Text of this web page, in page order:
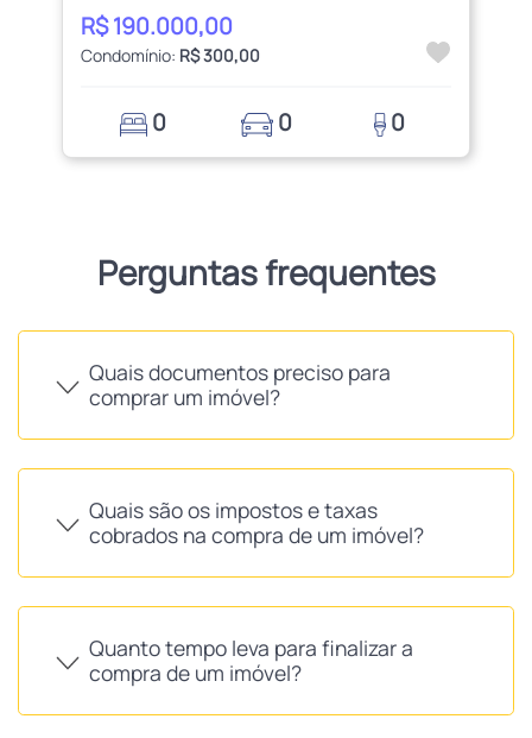
R$ 190.000,00
Condomínio: R$ 300,00
0 0 0
Perguntas frequentes
Quais documentos preciso para
comprar um imóvel?
Quais são os impostos e taxas
cobrados na compra de um imóvel?
Quanto tempo leva para finalizar a
compra de um imóvel?